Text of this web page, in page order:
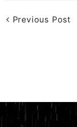
Previous Post